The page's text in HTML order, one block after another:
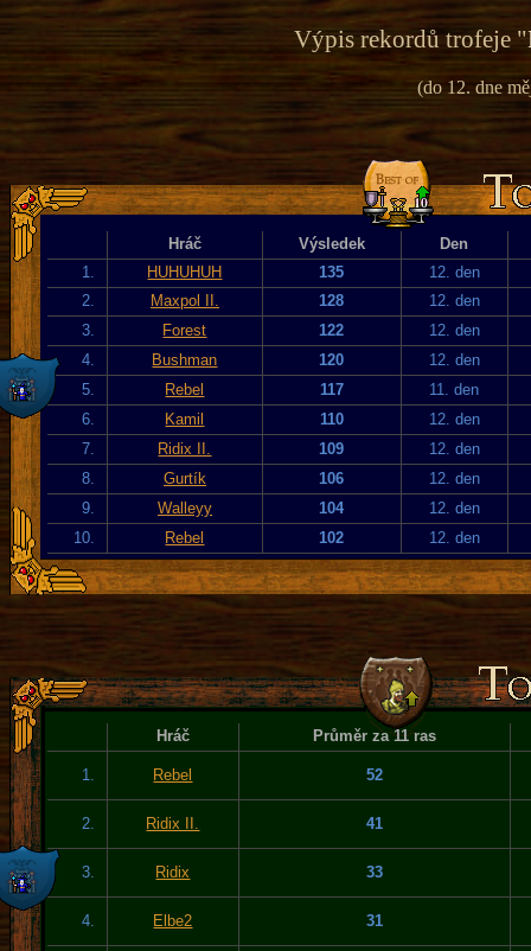
Výpis rekordů trofeje "
(do 12. dne
Hráč Výsledek
Den
1.
HUHUHUH 135
12. den
2.
Maxpol II. 128
12. den
3.
Forest 122
12. den
4.
Bushman 120
12. den
5.
Rebel 117
11. den
6.
Kamil 110
12. den
7.
Ridix II. 109
12. den
8.
Gurtík 106
12. den
9.
Walleyy 104
12. den
10.
Rebel 102 12. den
Hráč Průměr za 11 ras
1. Rebel 52
2. Ridix II. 41
3. Ridix 33
4. Elbe2 31